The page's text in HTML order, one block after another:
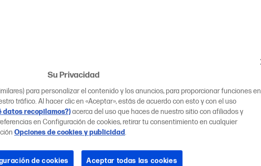
Su Privacidad
para personalizar el contenido y los anuncios, para proporcionar funciones en
tráfico. Al hacer clic en «Aceptar», estás de acuerdo con esto y con el uso
datos recopilamos?)acerca del uso que haces de nuestro sitio con afiliados y
en Configuración de cookies, retirar tu consentimiento en cualquier
Opciones de cookies y publicidad.
de cookies Aceptar todas las cookies